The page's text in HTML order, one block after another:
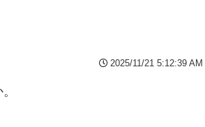
2025/11/21 5:12:39 AM